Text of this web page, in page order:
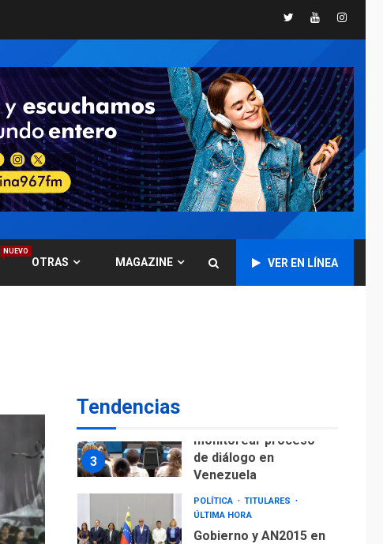
TwitterYoutube
NUEVO
OTRAS MAGAZINE VER EN LÍNEA
Tendencias
7
GUERRA EN EL MUNDO
Ucrania y Rusia
intensifican
ofensivas de largo
alcance
NACIONALES
TITULARES
ÚLTIMA HORA
Instalan carpas
metálicas como
terminales
Aeropuerto de
3
monitorear proceso
de diálogo en
Venezuela
POLÍTICA
TITULARES
ÚLTIMA HORA
Gobierno y AN2015 en